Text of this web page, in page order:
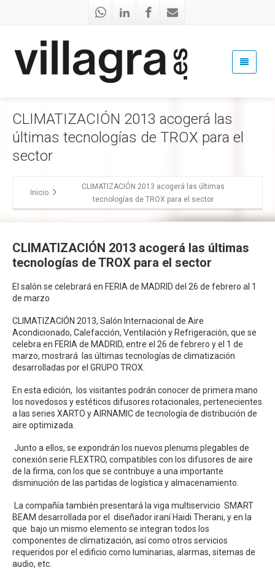
CLIMATIZACIÓN 2013 acogerá las
últimas tecnologías de TROX para el
sector
Inicio
CLIMATIZACIÓN 2013 acogerá las últimas
tecnologías de TROX para el sector
CLIMATIZACIÓN 2013 acogerá las últimas
tecnologías de TROX para el sector
El salón se celebrará en FERIA de MADRID del 26 de febrero al 1
de marzo
CLIMATIZACIÓN 2013, Salón Internacional de Aire
Acondicionado, Calefacción, Ventilación y Refrigeración, que se
celebra en FERIA de MADRID, entre el 26 de febrero y el 1 de
marzo, mostrará las últimas tecnologías de climatización
desarrolladas por el GRUPO TROX.
En esta edición, los visitantes podrán conocer de primera mano
los novedosos y estéticos difusores rotacionales, pertenecientes
a las series XARTO y AIRNAMIC de tecnología de distribución de
aire optimizada.
Junto a ellos, se expondrán los nuevos plenums plegables de
conexión serie FLEXTRO, compatibles con los difusores de aire
de la firma, con los que se contribuye a una importante
disminución de las partidas de logística y almacenamiento.
La compañía también presentará la viga multiservicio SMART
BEAM desarrollada por el diseñador iraní Haidi Therani, y en la
que bajo un mismo elemento se integran todos los
componentes de climatización, así como otros servicios
requeridos por el edificio como luminarias, alarmas, sitemas de
audio, etc.